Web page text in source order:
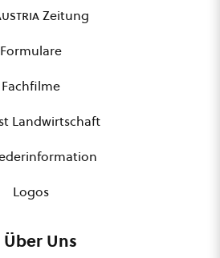
Zeitung
Formulare
Fachfilme
Landwirtschaft
Logos
Über Uns